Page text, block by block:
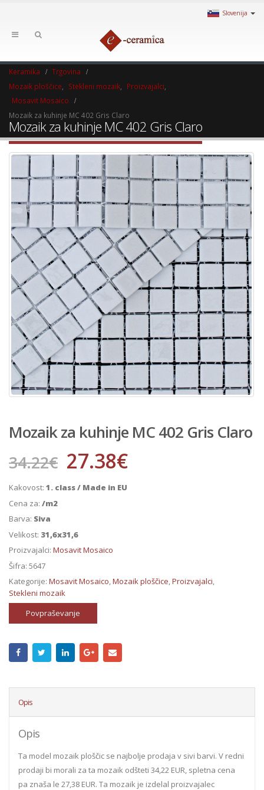
Slovenija
Keramika
Trgovina
Mozaik ploščice
Stekleni mozaik Proizvajalci
Mosavit Mosaico
Mozaik za kuhinje MC 402 Gris Claro
Mozaik za kuhinje MC 402 Gris Claro
Mozaik za kuhinje MC 402 Gris Claro
34.22€ 27.38€
Kakovost: 1. class / Made in EU
Cena za: /m2
Barva: Siva
Velikost: 31,6x31,6
Proizvajalci: Mosavit Mosaico
Šifra: 5647
Kategorije: Mosavit Mosaico,Mozaik ploščice,Proizvajalci,
Stekleni mozaik
Povpraševanje
Opis
Opis
Ta model mozaik ploščic se najbolje prodaja v sivi barvi. V redni
prodaji bi morali za ta mozaik odšteti 34,22 EUR, spletna cena
pa znaša le 27,38 EUR. Ta mozaik je izdelal proizvajalec